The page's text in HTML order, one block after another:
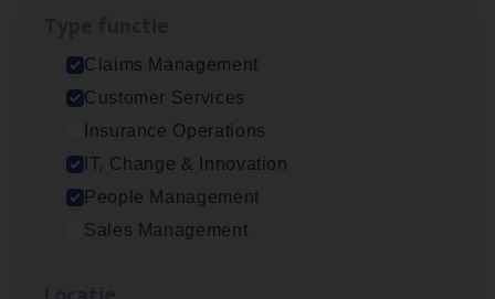
Claims Management
Customer Services
Insurance Operations
IT, Change & Innovation
People Management
Sales Management
Claims­hand­ler Fleet&
Claims Management
Antwerpen
Test Ana­lyst